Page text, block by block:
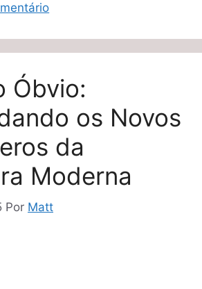
Óbvio:
os Novos
da
Moderna
Por Matt